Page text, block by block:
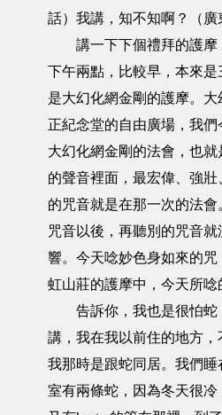
話）我講，知不知啊？（廣
講一下下個禮拜的護摩
下午兩點，比較早，本來是
是大幻化網金剛的護摩。
正紀念堂的自由廣場，我
大幻化網金剛的法會，也
的聲音裡面，最宏偉、強壯
的咒音就是在那一次的法
咒音以後，再聽別的咒音
響。今天唸妙色身如來的
虹山莊的護摩中，今天所唸
告訴你，我也是很怕蛇
講，我在我以前住的地方，
我那時是跟蛇同居。我們
室有兩條蛇，因為冬天很冷